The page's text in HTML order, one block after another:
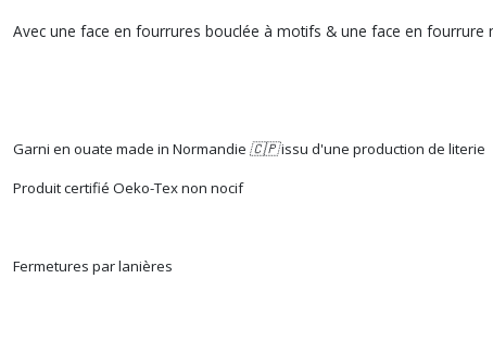
Avec une face en fourrures bouclée à motifs & une face en fourrure
Garni en ouate made in Normandie 🇨🇵 issu d'une production de literie
Produit certifié Oeko-Tex non nocif
Fermetures par lanières